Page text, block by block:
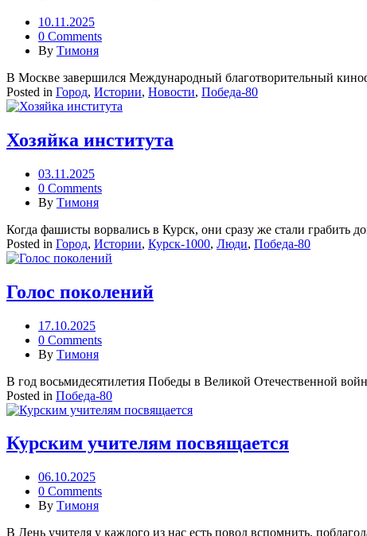
10.11.2025
0 Comments
By Тимоня
В Москве завершился Международный благотворительный
Posted in Город, Истории, Новости, Победа-80
Хозяйка института
03.11.2025
0 Comments
By Тимоня
Когда фашисты ворвались в Курск, они сразу же стали грабить
Posted in Город, Истории, Курск-1000, Люди, Победа-80
Голос поколений
17.10.2025
0 Comments
By Тимоня
В год восьмидесятилетия Победы в Великой Отечественной
Posted in Победа-80
Курским учителям посвящается
06.10.2025
0 Comments
By Тимоня
В День учителя у каждого из нас есть повод вспомнить,